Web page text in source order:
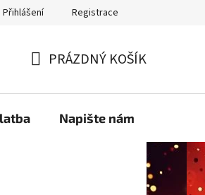
Přihlášení Registrace
KOŠÍK
PRÁZDNÝ KOŠÍK
Napište nám